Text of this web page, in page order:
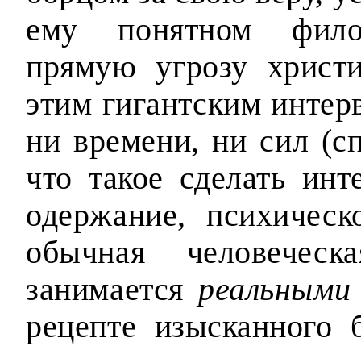
ему понятном
прямую угрозу
этим гигантским
ни времени, ни сил
что такое сделать
одержание,
обычная
занимается
рецепте